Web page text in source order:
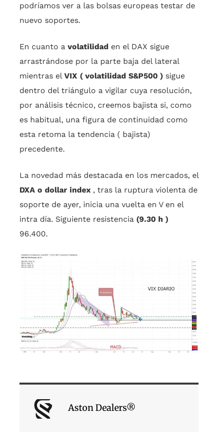
podríamos ver a las bolsas europeas testar de
nuevo soportes.
En cuanto a volatilidad en el DAX sigue
arrastrándose por la parte baja del lateral
mientras el VIX ( volatilidad S&P500 ) sigue
dentro del triángulo a vigilar cuya resolución,
por análisis técnico, creemos bajista si, como
es habitual, una figura de continuidad como
esta retoma la tendencia ( bajista)
precedente.
La novedad más destacada en los mercados, el
DXA o dollar index , tras la ruptura violenta de
soporte de ayer, inicia una vuelta en V en el
intra día. Siguiente resistencia (9.30 h )
96.400.
Aston Dealers®